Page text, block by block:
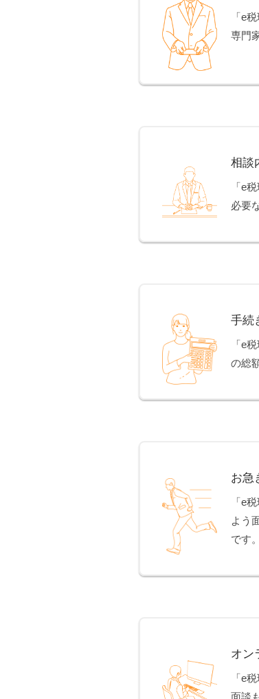
「e
専門
相談
「e
必要
手続
「e
の総
お急
「e
よう
です。
オン
「e